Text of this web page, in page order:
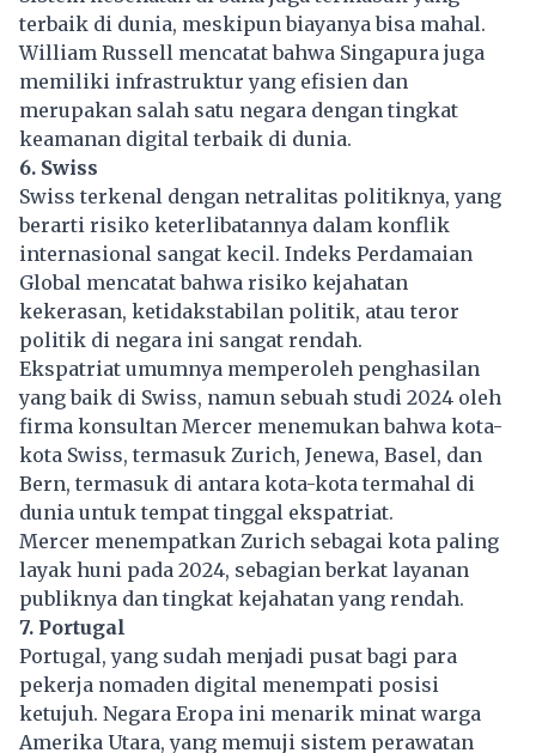
terbaik di dunia, meskipun biayanya bisa mahal.
William Russell mencatat bahwa Singapura juga
memiliki infrastruktur yang efisien dan
merupakan salah satu negara dengan tingkat
keamanan digital terbaik di dunia.
6. Swiss
Swiss terkenal dengan netralitas politiknya, yang
berarti risiko keterlibatannya dalam konflik
internasional sangat kecil. Indeks Perdamaian
Global mencatat bahwa risiko kejahatan
kekerasan, ketidakstabilan politik, atau teror
politik di negara ini sangat rendah.
Ekspatriat umumnya memperoleh penghasilan
yang baik di Swiss, namun sebuah studi 2024 oleh
firma konsultan Mercer menemukan bahwa kota-
kota Swiss, termasuk Zurich, Jenewa, Basel, dan
Bern, termasuk di antara kota-kota termahal di
dunia untuk tempat tinggal ekspatriat.
Mercer menempatkan Zurich sebagai kota paling
layak huni pada 2024, sebagian berkat layanan
publiknya dan tingkat kejahatan yang rendah.
7. Portugal
Portugal, yang sudah menjadi pusat bagi para
pekerja nomaden digital menempati posisi
ketujuh. Negara Eropa ini menarik minat warga
Amerika Utara, yang memuji sistem perawatan